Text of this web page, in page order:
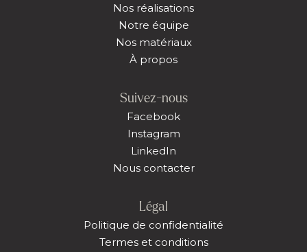
Nos réalisations
Notre équipe
Nos matériaux
À propos
Suivez-nous
Facebook
Instagram
LinkedIn
Nous contacter
Légal
Politique de confidentialité
Termes et conditions